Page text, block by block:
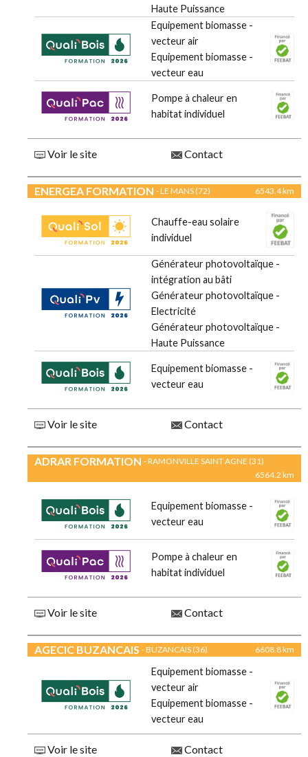
Haute Puissance
Equipement biomasse -
vecteur air
Equipement biomasse -
vecteur eau
Pompe à chaleur en
habitat individuel
Voir le site Contact
ENERGEA FORMATION - LE MANS (72) 6543.4 km
Chauffe-eau solaire
individuel
Générateur photovoltaïque -
intégration au bâti
Générateur photovoltaïque -
Electricité
Générateur photovoltaïque -
Haute Puissance
Equipement biomasse -
vecteur eau
Voir le site Contact
ADRAR FORMATION - RAMONVILLE SAINT AGNE (31)
6564.2 km
Equipement biomasse -
vecteur eau
Pompe à chaleur en
habitat individuel
Voir le site Contact
AGECIC BUZANCAIS - BUZANCAIS (36) 6608.8 km
Equipement biomasse -
vecteur air
Equipement biomasse -
vecteur eau
Voir le site Contact